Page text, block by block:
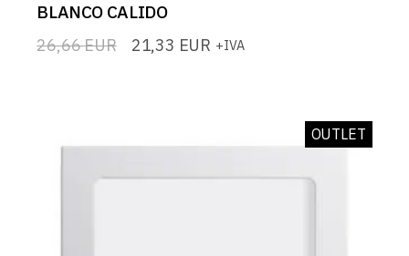
BLANCO CALIDO
26,66EUR
El 21,33 EUR
El +IVA
OUTLET